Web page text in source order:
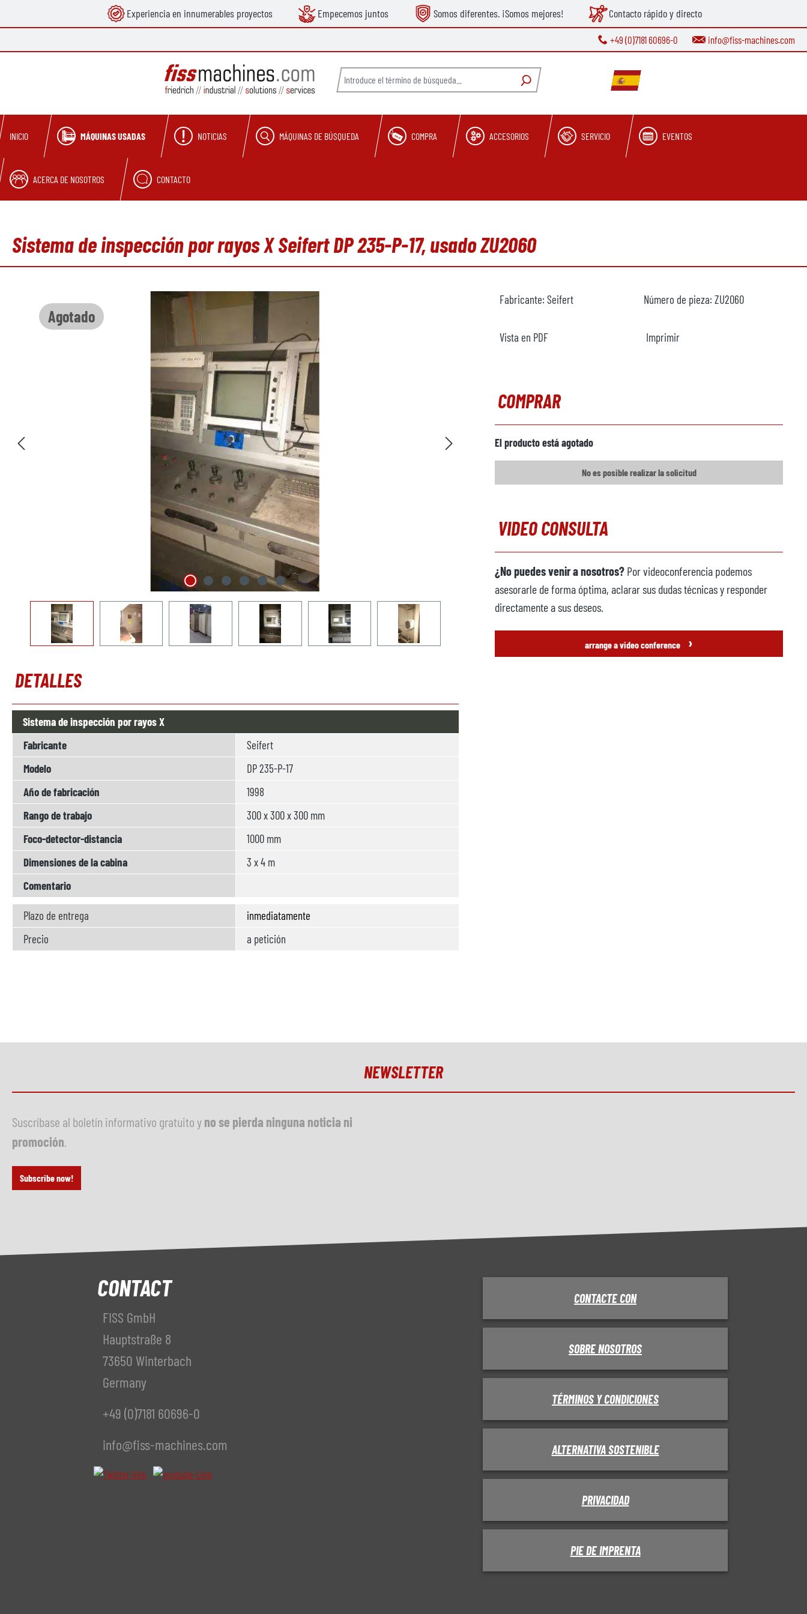
Saltar a la navegación principalExperiencia en innumerables proyectos Empecemos juntos Somos diferentes. ¡Somos mejores! Contacto rápido y directo
+49 (0)7181 60696-0 info@fiss-machines.com
INICIO MÁQUINAS USADAS NOTICIAS MÁQUINAS DE BÚSQUEDA COMPRA ACCESORIOS SERVICIO EVENTOS
ACERCA DE NOSOTROS CONTACTO
Sistema de inspección por rayos X Seifert DP 235-P-17, usado ZU2060
Agotado
DETALLES
Sistema de inspección por rayos X
Fabricante
Seifert
Modelo
DP 235-P-17
Año de fabricación
1998
Rango de trabajo
300 x 300 x 300 mm
Foco-detector-distancia
1000 mm
Dimensiones de la cabina
3 x 4 m
Comentario
Plazo de entrega
inmediatamente
Precio
a petición
Fabricante: Seifert Número de pieza: ZU2060
Vista en PDF Imprimir
COMPRAR
El producto está agotado
No es posible realizar la solicitud
VIDEO CONSULTA
¿No puedes venir a nosotros? Por videoconferencia podemos
asesorarle de forma óptima, aclarar sus dudas técnicas y responder
directamente a sus deseos.
arrange a video conference ›
NEWSLETTER
Suscríbase al boletín informativo gratuito yno se pierda ninguna noticia ni
promoción
Subscribe now!
CONTACT
FISS GmbH
Hauptstraße 8
73650 Winterbach
Germany
+49 (0)7181 60696-0
info@fiss-machines.com
CONTACTE CON
SOBRE NOSOTROS
TÉRMINOS Y CONDICIONES
ALTERNATIVA SOSTENIBLE
PRIVACIDAD
PIE DE IMPRENTA